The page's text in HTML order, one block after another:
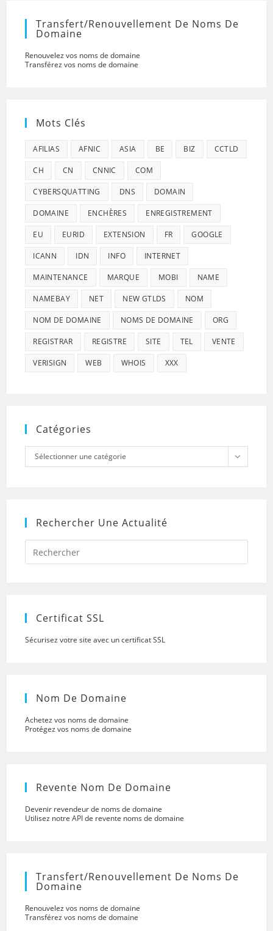
Transfert/renouvellement De Noms De
Domaine
Renouvelez vos noms de domaine
Transférez vos noms de domaine
Mots Clés
AFILIAS AFNIC ASIA BE BIZ CCTLD
CH CN CNNIC COM
CYBERSQUATTING DNS DOMAIN
DOMAINE ENCHÈRES ENREGISTREMENT
EU EURID EXTENSION FR GOOGLE
ICANN IDN INFO INTERNET
MAINTENANCE MARQUE MOBI NAME
NAMEBAY NET NEW GTLDS NOM
NOM DE DOMAINE NOMS DE DOMAINE ORG
REGISTRAR REGISTRE SITE TEL VENTE
VERISIGN WEB WHOIS XXX
Catégories
Catégories
Sélectionner une catégorie
Rechercher Une Actualité
Press
to
Certificat SSL
Sécurisez votre site avec un certificat SSL
Nom De Domaine
Achetez vos noms de domaine
Protégez vos noms de domaine
Revente Nom De Domaine
Devenir revendeur de noms de domaine
Utilisez notre API de revente noms de domaine
Transfert/renouvellement De Noms De
Domaine
Renouvelez vos noms de domaine
Transférez vos noms de domaine